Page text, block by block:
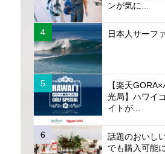
ンが気に...
日本人サーフ
【楽天
光局】ハワイ
イトが...
話題のおいし
でも購入可能